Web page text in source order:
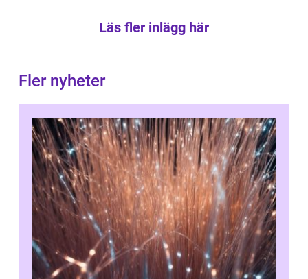
Läs fler inlägg här
Fler nyheter